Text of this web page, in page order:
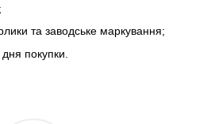
та заводське маркування;
покупки.